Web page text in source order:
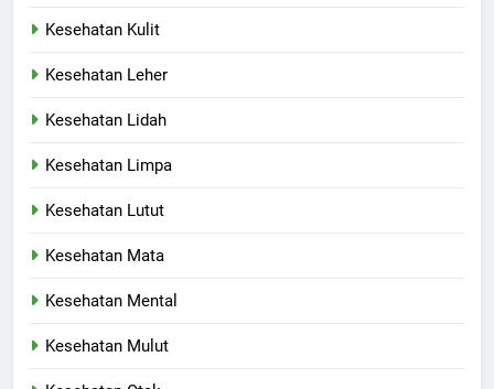
Kesehatan Kulit
Kesehatan Leher
Kesehatan Lidah
Kesehatan Limpa
Kesehatan Lutut
Kesehatan Mata
Kesehatan Mental
Kesehatan Mulut